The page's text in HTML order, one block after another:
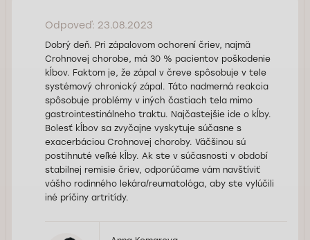
Odpoveď: 23.08.2023
Dobrý deň. Pri zápalovom ochorení čriev, najmä
Crohnovej chorobe, má 30 % pacientov poškodenie
kĺbov. Faktom je, že zápal v čreve spôsobuje v tele
systémový chronický zápal. Táto nadmerná reakcia
spôsobuje problémy v iných častiach tela mimo
gastrointestinálneho traktu. Najčastejšie ide o kĺby.
Bolesť kĺbov sa zvyčajne vyskytuje súčasne s
exacerbáciou Crohnovej choroby. Väčšinou sú
postihnuté veľké kĺby. Ak ste v súčasnosti v období
stabilnej remisie čriev, odporúčame vám navštíviť
vášho rodinného lekára/reumatológa, aby ste vylúčili
iné príčiny artritídy.